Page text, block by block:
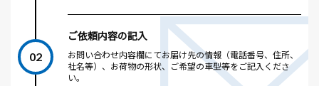
02
ご依頼内容の記入
お問い合わせ内容欄にてお届け先の情報（電話番号、住所、
社名等）、お荷物の形状、ご希望の車型等をご記入くださ
い。